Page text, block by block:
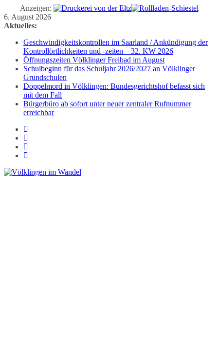
Anzeigen:
Zum
Inhalt
6. August 2026
Aktuelles:
Geschwindigkeitskontrollen im Saarland / Ankündigung der
Kontrollörtlichkeiten und -zeiten – 32. KW 2026
Öffnungszeiten Völklinger Freibad im August
Schulbeginn für das Schuljahr 2026/2027 an Völklinger
Grundschulen
Doppelmord in Völklingen: Bundesgerichtshof befasst sich
mit dem Fall
Bürgerbüro ab sofort unter neuer zentraler Rufnummer
erreichbar